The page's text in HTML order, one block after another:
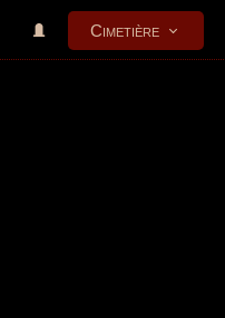
Cimetière